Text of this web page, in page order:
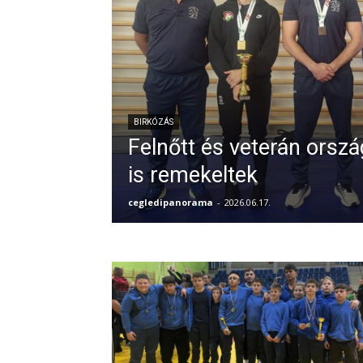
BIRKÓZÁS
Felnőtt és veterán
is remekeltek
cegledipanorama - 2026.06.17.